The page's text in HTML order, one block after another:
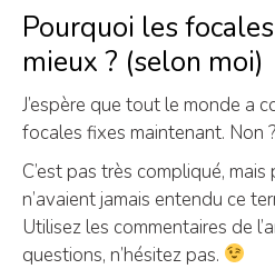
Pourquoi les
mieux ? (selon moi)
J’espère que tout le monde a
focales fixes maintenant. Non ?
C’est pas très compliqué,
n’avaient jamais entendu ce
Utilisez les commentaires de
questions, n’hésitez pas.